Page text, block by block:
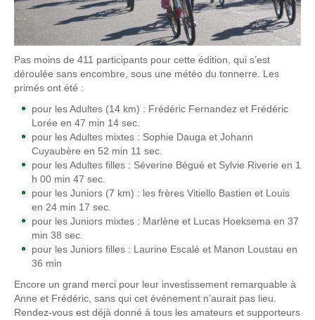
Pas moins de 411 participants pour cette édition, qui s’est
déroulée sans encombre, sous une météo du tonnerre. Les
primés ont été :
pour les Adultes (14 km) : Frédéric Fernandez et Frédéric
Lorée en 47 min 14 sec.
pour les Adultes mixtes : Sophie Dauga et Johann
Cuyaubère en 52 min 11 sec.
pour les Adultes filles : Séverine Bégué et Sylvie Riverie en 1
h 00 min 47 sec.
pour les Juniors (7 km) : les frères Vitiello Bastien et Louis
en 24 min 17 sec.
pour les Juniors mixtes : Marlène et Lucas Hoeksema en 37
min 38 sec.
pour les Juniors filles : Laurine Escalé et Manon Loustau en
36 min
Encore un grand merci pour leur investissement remarquable à
Anne et Frédéric, sans qui cet événement n’aurait pas lieu.
Rendez-vous est déjà donné à tous les amateurs et supporteurs